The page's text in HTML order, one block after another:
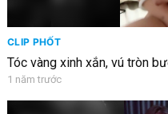
CLIP PHỐT
Tóc vàng xinh xắn, vú tròn
1 năm trước